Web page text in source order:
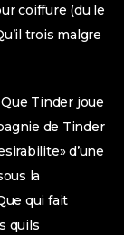
coiffure (du le
trois malgre
Tinder joue
de Tinder
d’une
la
qui fait
quils